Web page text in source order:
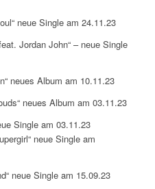
neue Single am 24.11.23
Jordan John“ – neue Single
neues Album am 10.11.23
neues Album am 03.11.23
Single am 03.11.23
neue Single am
neue Single am 15.09.23